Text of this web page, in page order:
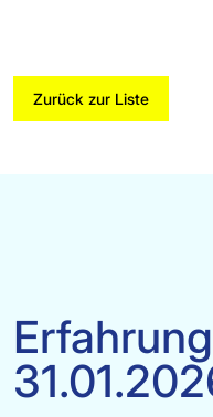
Zurück zur Liste